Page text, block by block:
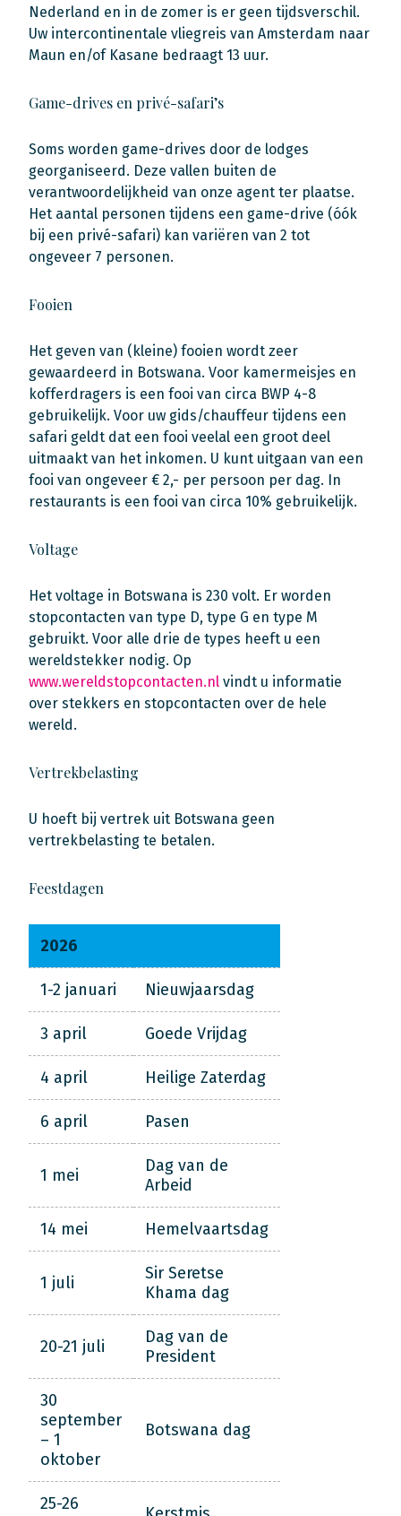
Nederland en in de zomer is er geen tijdsverschil.
Uw intercontinentale vliegreis van Amsterdam naar
Maun en/of Kasane bedraagt 13 uur.
Game-drives en privé-safari’s
Soms worden game-drives door de lodges
georganiseerd. Deze vallen buiten de
verantwoordelijkheid van onze agent ter plaatse.
Het aantal personen tijdens een game-drive (óók
bij een privé-safari) kan variëren van 2 tot
ongeveer 7 personen.
Fooien
Het geven van (kleine) fooien wordt zeer
gewaardeerd in Botswana. Voor kamermeisjes en
kofferdragers is een fooi van circa BWP 4-8
gebruikelijk. Voor uw gids/chauffeur tijdens een
safari geldt dat een fooi veelal een groot deel
uitmaakt van het inkomen. U kunt uitgaan van een
fooi van ongeveer € 2,- per persoon per dag. In
restaurants is een fooi van circa 10% gebruikelijk.
Voltage
Het voltage in Botswana is 230 volt. Er worden
stopcontacten van type D, type G en type M
gebruikt. Voor alle drie de types heeft u een
wereldstekker nodig. Op
www.wereldstopcontacten.nl vindt u informatie
over stekkers en stopcontacten over de hele
wereld.
Vertrekbelasting
U hoeft bij vertrek uit Botswana geen
vertrekbelasting te betalen.
Feestdagen
2026
1-2 januari Nieuwjaarsdag
3 april Goede Vrijdag
4 april Heilige Zaterdag
6 april Pasen
1 mei
Dag van de
Arbeid
14 mei Hemelvaartsdag
1 juli
Sir Seretse
Khama dag
20-21 juli
Dag van de
President
30
september
– 1
oktober
Botswana dag
25-26